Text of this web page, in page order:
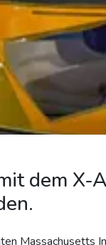
dem
Massachusetts